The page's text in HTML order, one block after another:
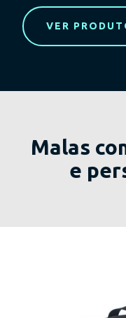
VER
Malas
e